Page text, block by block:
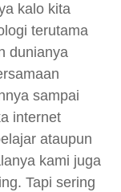
kalo kita
terutama
dunianya
sampai
internet
ataupun
kami juga
Tapi sering